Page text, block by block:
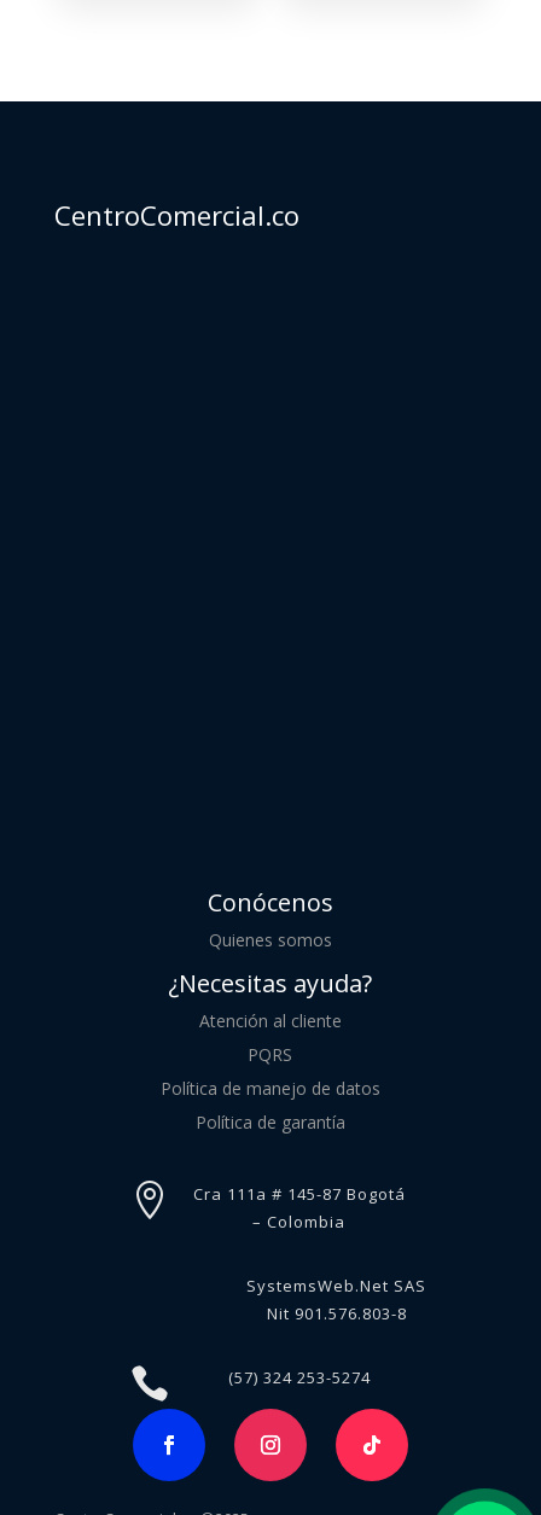
CentroComercial.co
Conócenos
Quienes somos
¿Necesitas ayuda?
Atención al cliente
PQRS
Política de manejo de datos
Política de garantía

Cra 111a # 145-87 Bogotá
– Colombia
SystemsWeb.Net SAS
Nit 901.576.803-8
 (57) 324 253-5274